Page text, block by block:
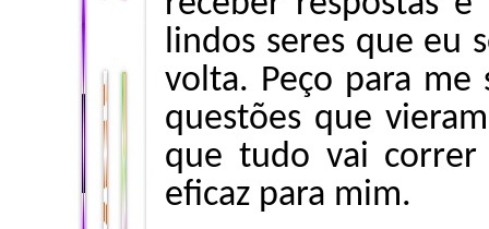
lindos seres que eu
volta. Peço para me
questões que
que tudo vai correr
eficaz para mim.